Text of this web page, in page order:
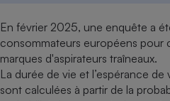
En février 2025, une enquête a
consommateurs européens pour
marques d'aspirateurs traîneaux.
La durée de vie et l’espérance
sont calculées à partir de la